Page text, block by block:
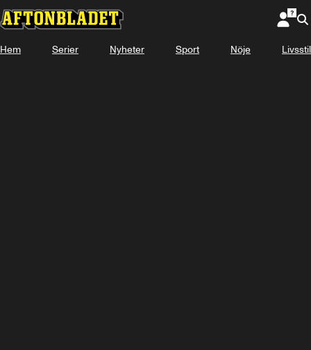
Hem Serier Nyheter Sport Nöje Livsstil